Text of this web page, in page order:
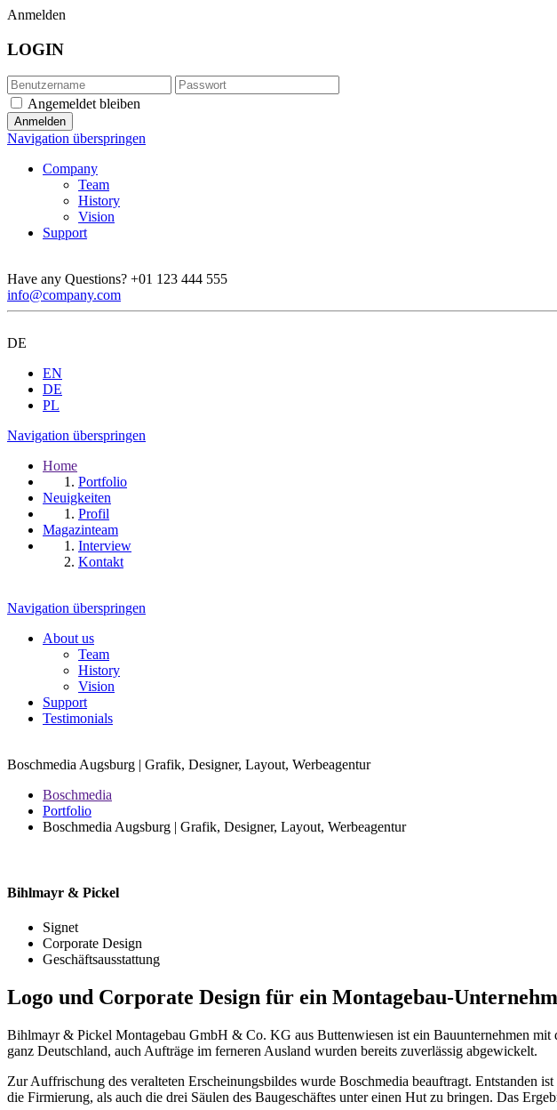
Anmelden
LOGIN
Angemeldet bleiben
Navigation überspringen
Company
Team
History
Vision
Support
Have any Questions? +01 123 444 555
info@company.com
DE
EN
DE
PL
Navigation überspringen
Home
Portfolio
Neuigkeiten
Profil
Magazinteam
Interview
Kontakt
Navigation überspringen
About us
Team
History
Vision
Support
Testimonials
Boschmedia Augsburg | Grafik, Designer, Layout, Werbeagentur
Boschmedia
Portfolio
Boschmedia Augsburg | Grafik, Designer, Layout, Werbeagentur
Bihlmayr & Pickel
Signet
Corporate Design
Geschäftsausstattung
Logo und Corporate Design für ein Montagebau-
Bihlmayr & Pickel Montagebau GmbH & Co. KG aus Buttenwiesen ist ein Bauunternehmen
ganz Deutschland, auch Aufträge im ferneren Ausland wurden bereits zuverlässig abgewickelt.
Zur Auffrischung des veralteten Erscheinungsbildes wurde Boschmedia beauftragt. Entstanden
die Firmierung, als auch die drei Säulen des Baugeschäftes unter einen Hut zu bringen. Das